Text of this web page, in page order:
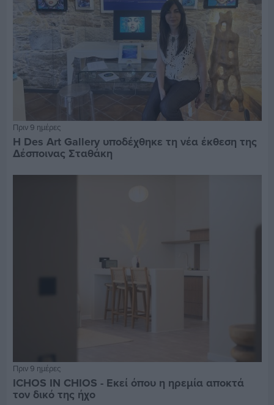
Πριν 9 ημέρες
Η Des Art Gallery υποδέχθηκε τη νέα έκθεση της
Δέσποινας Σταθάκη
Πριν 9 ημέρες
ICHOS IN CHIOS - Εκεί όπου η ηρεμία αποκτά
τον δικό της ήχο